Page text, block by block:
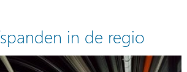
in de regio